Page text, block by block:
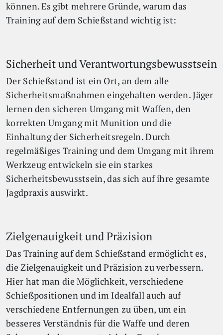
können. Es gibt mehrere Gründe, warum das
Training auf dem Schießstand wichtig ist:
Sicherheit und Verantwortungsbewusstsein
Der Schießstand ist ein Ort, an dem alle
Sicherheitsmaßnahmen eingehalten werden. Jäger
lernen den sicheren Umgang mit Waffen, den
korrekten Umgang mit Munition und die
Einhaltung der Sicherheitsregeln. Durch
regelmäßiges Training und dem Umgang mit ihrem
Werkzeug entwickeln sie ein starkes
Sicherheitsbewusstsein, das sich auf ihre gesamte
Jagdpraxis auswirkt.
Zielgenauigkeit und Präzision
Das Training auf dem Schießstand ermöglicht es,
die Zielgenauigkeit und Präzision zu verbessern.
Hier hat man die Möglichkeit, verschiedene
Schießpositionen und im Idealfall auch auf
verschiedene Entfernungen zu üben, um ein
besseres Verständnis für die Waffe und deren